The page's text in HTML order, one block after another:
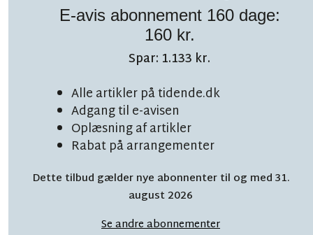
E-avis abonnement 160 dage:
160 kr.
Spar: 1.133 kr.
Alle artikler på tidende.dk
Adgang til e-avisen
Oplæsning af artikler
Rabat på arrangementer
Dette tilbud gælder nye abonnenter til og med 31.
august 2026
Se andre abonnementer
Følg debatten på facebook!
TOPNYHEDLÆSETID 6 MIN.
Overvældende start:
'Vi er nærmest blevet